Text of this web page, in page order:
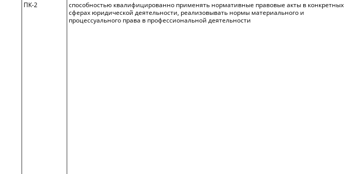
ПК-2
способностью квалифицированно применять нормативные правовые акты в конкретных
сферах юридической деятельности, реализовывать нормы материального и
процессуального права в профессиональной деятельности